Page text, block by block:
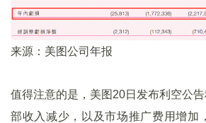
来源：美图公司年报
值得注意的是，美图20日发布利空公
部收入减少，以及市场推广费用增加